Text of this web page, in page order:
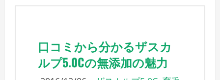
口コミから分かるザスカ
ルプ5.0Cの無添加の魅力